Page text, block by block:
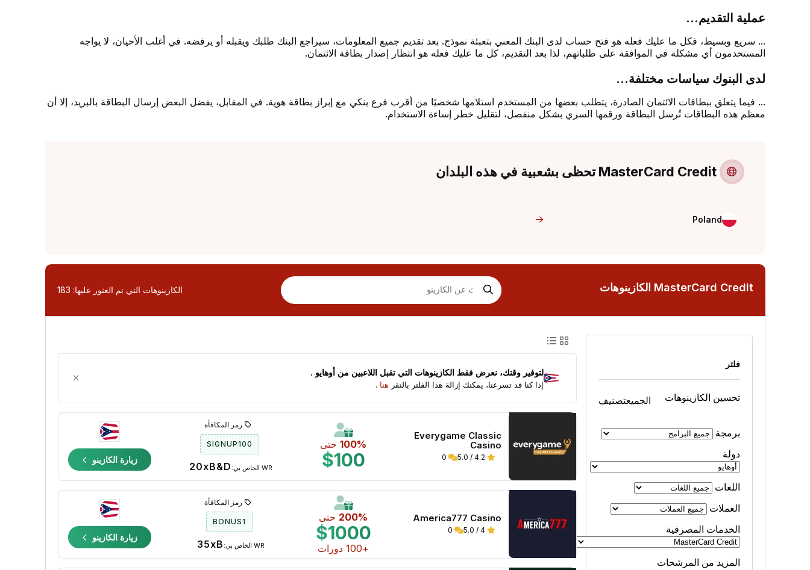
عملية التقديم...
... سريع وبسيط، فكل ما عليك فعله هو فتح حساب لدى البنك المعني بتعبئة نموذج. بعد تقديم جميع المعلومات، سيراجع البنك طلبك ويقبله أو يرفضه. في أغلب الأحيان، لا يواجه
المستخدمون أي مشكلة في الموافقة على طلباتهم، لذا بعد التقديم، كل ما عليك فعله هو انتظار إصدار بطاقة الائتمان.
لدى البنوك سياسات مختلفة...
... فيما يتعلق ببطاقات الائتمان الصادرة، يتطلب بعضها من المستخدم استلامها شخصيًا من أقرب فرع بنكي مع إبراز بطاقة هوية. في المقابل، يفضل البعض إرسال البطاقة بالبريد، إلا أن
معظم هذه البطاقات تُرسل البطاقة ورقمها السري بشكل منفصل، لتقليل خطر إساءة الاستخدام.
MasterCard Credit تحظى بشعبية في هذه البلدان
Poland
MasterCard Credit الكازينوهات الكازينوهات التي تم العثور عليها: 183
فلتر
تحسين الكازينوهات الجميعتصنيف
برمجة
دولة
اللغات
العملات
الخدمات المصرفية
المزيد من المرشحات
عرض الكازينوهات في عرض الشبكة
لتوفير وقتك، نعرض فقط الكازينوهات التي تقبل اللاعبين منأوهايو .
إذا كنا قد تسرعنا، يمكنك إزالة هذا الفلتر بالنقر هنا .
Everygame Classic
Casino
100%حتى
$100
رمز المكافأة
SIGNUP100
WR الخاص بي: 20xB&D
زيارة الكازينو
America777 Casino
4 / 5.0
200% حتى
$1000
+100 دورات
رمز المكافأة
BONUS1
WR الخاص بي: 35xB
زيارة الكازينو